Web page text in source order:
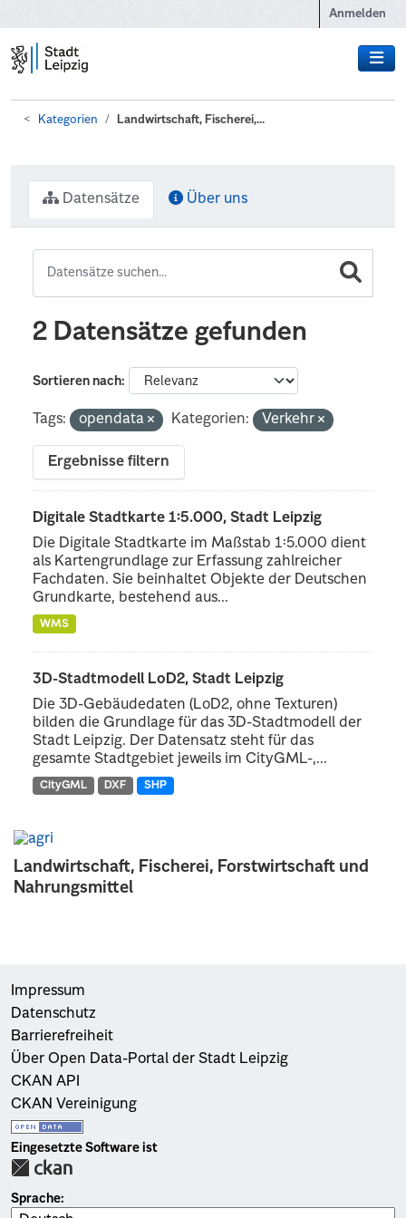
Anmelden
Kategorien Landwirtschaft, Fischerei,...
Landwirtschaft, Fischerei, Forstwirtschaft und
Nahrungsmittel
Datensätze Über uns
2 Datensätze gefunden
Sortieren nach
Tags: opendata Kategorien: Verkehr
Ergebnisse filtern
Digitale Stadtkarte 1:5.000, Stadt Leipzig
Die Digitale Stadtkarte im Maßstab 1:5.000 dient
als Kartengrundlage zur Erfassung zahlreicher
Fachdaten. Sie beinhaltet Objekte der Deutschen
Grundkarte, bestehend aus...
WMS
3D-Stadtmodell LoD2, Stadt Leipzig
Die 3D-Gebäudedaten (LoD2, ohne Texturen)
bilden die Grundlage für das 3D-Stadtmodell der
Stadt Leipzig. Der Datensatz steht für das
gesamte Stadtgebiet jeweils im CityGML-,...
CityGML DXF SHP
Impressum
Datenschutz
Barrierefreiheit
Über Open Data-Portal der Stadt Leipzig
CKAN API
CKAN Vereinigung
Eingesetzte Software ist
Sprache